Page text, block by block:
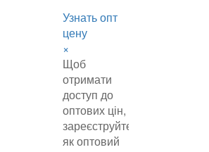
Узнать опт
цену
×
Щоб
отримати
доступ до
оптових цін,
зареєструйтеся
як оптовий